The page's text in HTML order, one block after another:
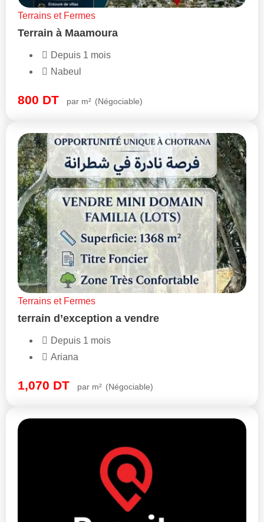
Terrains et Fermes
Terrain à Maamoura
Depuis 1 mois
Nabeul
800 DT par m² (Négociable)
Terrains et Fermes
terrain d’exception a vendre
Depuis 1 mois
Ariana
1,070 DT par m² (Négociable)